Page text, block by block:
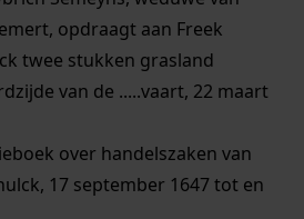
opdraagt aan Freek
twee stukken grasland
van de .....vaart, 22 maart
over handelszaken van
17 september 1647 tot en